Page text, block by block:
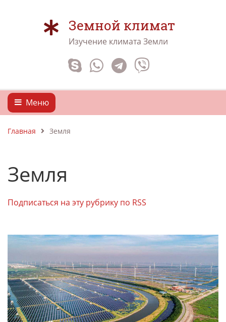
Земной климат
Изучение климата Земли
Меню
Главная Земля
Земля
Подписаться на эту рубрику по RSS